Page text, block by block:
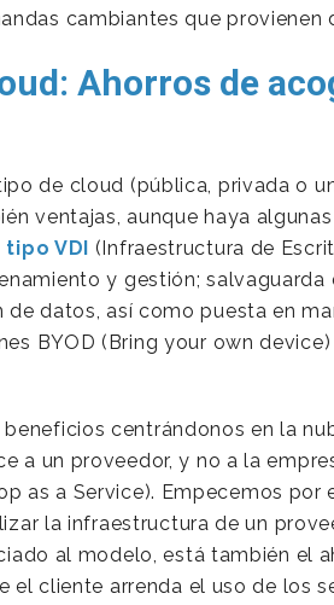
cambiantes que provienen
Ahorros de
de cloud (pública, privada o
ventajas, aunque haya
VDI (Infraestructura de
y gestión;
de datos, así como puesta en
BYOD (Bring your own
centrándonos en la
a un proveedor, y no a la
as a Service). Empecemos
la infraestructura de un
al modelo, está también el
el cliente arrenda el uso de los